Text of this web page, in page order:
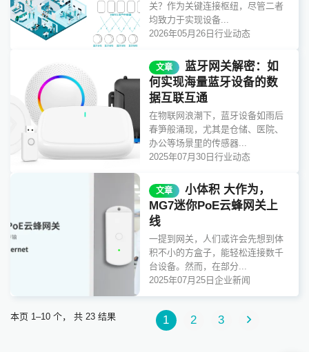
关？作为关键连接枢纽，尽管二者
均致力于实现设备...
2026年05月26日行业动态
文章
蓝牙网关解密：如
何实现海量蓝牙设备的数
据互联互通
在物联网浪潮下，蓝牙设备如雨后
春笋般涌现，尤其是仓储、医院、
办公等场景里的传感器...
2025年07月30日行业动态
文章
小体积 大作为，
MG7迷你PoE云蜂网关上
线
一提到网关，人们或许会先想到体
积不小的方盒子，能轻松连接数千
台设备。然而，在部分...
2025年07月25日企业新闻
本页 1–10 个， 共 23 结果 1 2 3